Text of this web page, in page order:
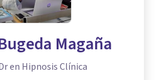
Magaña
en Hipnosis Clínica